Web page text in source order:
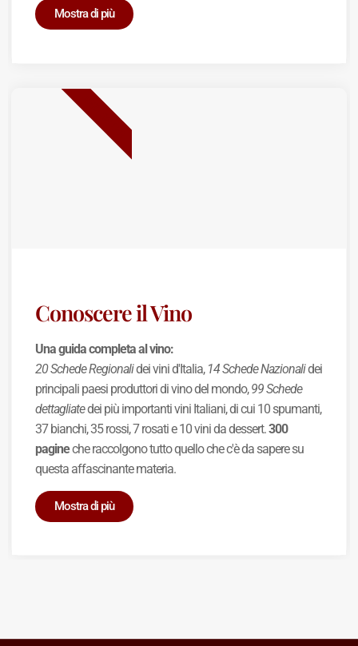
Mostra di più
Conoscere il Vino
Una guida completa al vino:
20 Schede Regionalidei vini d'Italia, 14 Schede Nazionalidei
principali paesi produttori di vino del mondo,99 Schede
dettagliatedei più importanti vini Italiani, di cui 10 spumanti,
37 bianchi, 35 rossi, 7 rosati e 10 vini da dessert.300
pagineche raccolgono tutto quello che c'è da sapere su
questa affascinante materia.
Mostra di più
BEST SELLER